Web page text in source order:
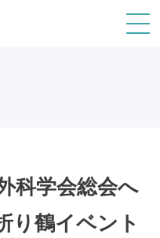
科学会総会へ
鶴イベント